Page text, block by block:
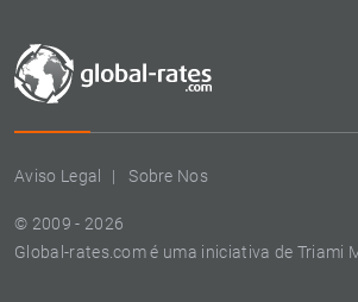
Aviso Legal Sobre Nos
© 2009 - 2026
Global-rates.com é uma iniciativa de Triami